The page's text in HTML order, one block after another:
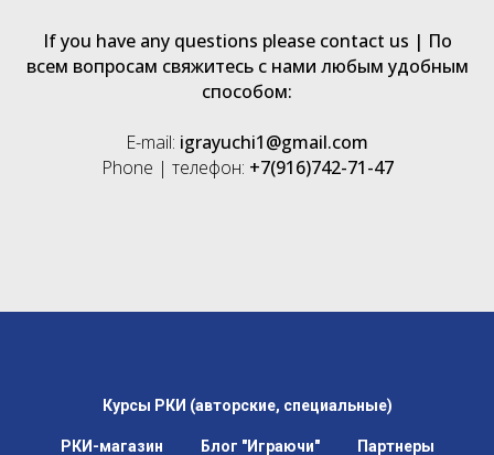
If you have any questions please contact us | По
всем вопросам свяжитесь с нами любым удобным
способом:
E-mail: igrayuchi1@gmail.com
Phone | телефон: +7(916)742-71-47
Курсы РКИ (авторские, специальные)
РКИ-магазин Блог "Играючи" Партнеры